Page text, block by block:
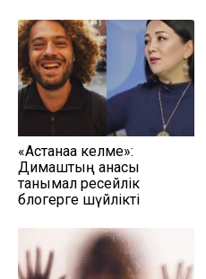
«Астанаға келме»:
Димаштың анасы
танымал ресейлік
блогерге шүйлікті